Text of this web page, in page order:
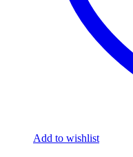
Add to wishlist